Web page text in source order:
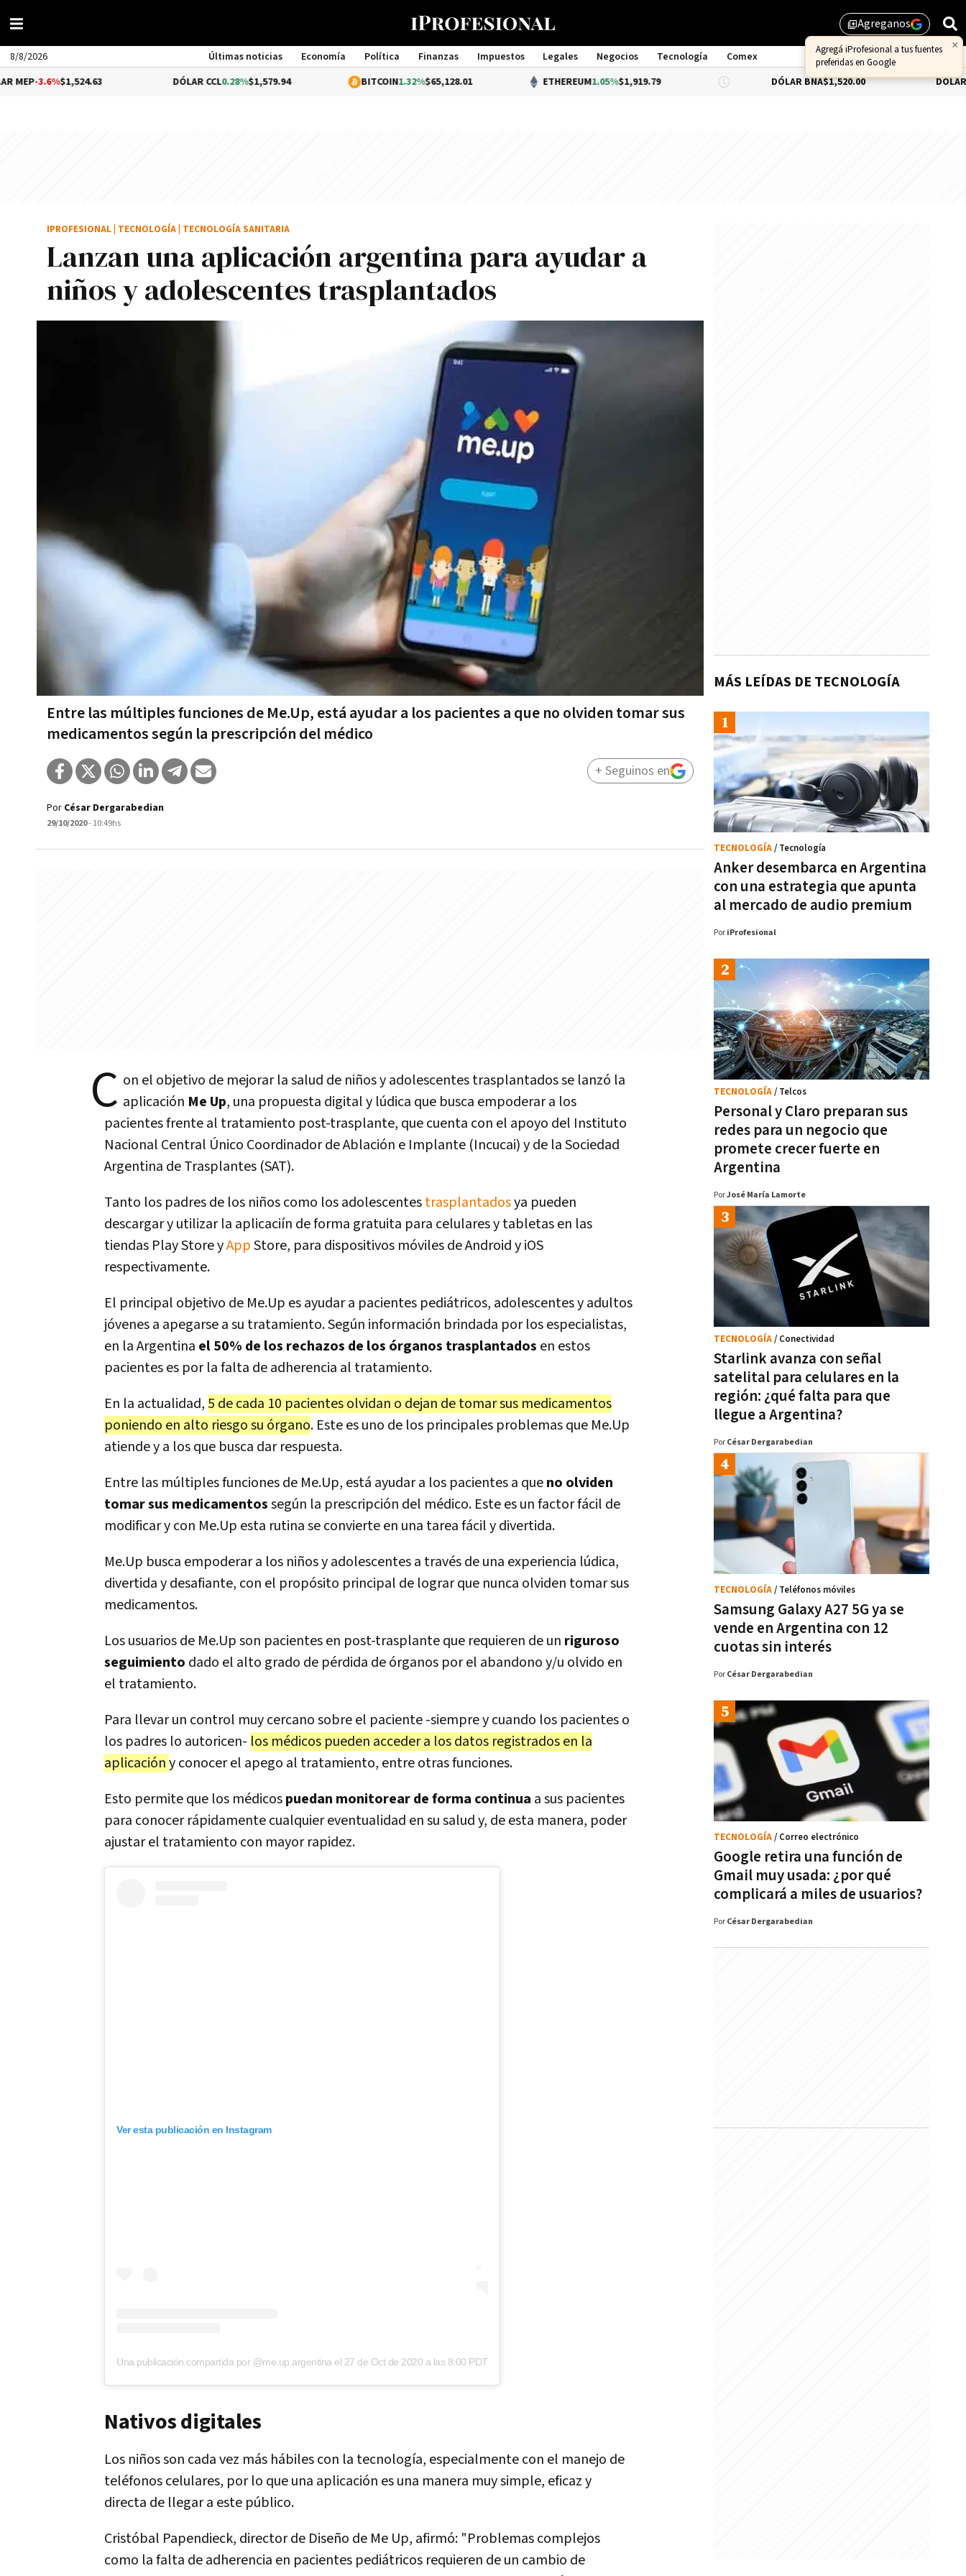
library_addAgreganos
×
Agregá iProfesional a tus fuentes
preferidas en Google
8/8/2026 Últimas noticias Economía Política Finanzas Impuestos Legales Negocios Tecnología
Comex
Management
$1,524.63 0.28%$1,579.94 BITCOIN1.32%$65,128.01 ETHEREUM 1.05%$1,919.79 DÓLAR BNA$1,520.00 DÓLAR BLUE-
Lanzan una aplicación argentina para ayudar a
niños y adolescentes trasplantados
Entre las múltiples funciones de Me.Up, está ayudar a los pacientes a que no olviden tomar sus
medicamentos según la prescripción del médico
IPROFESIONAL TECNOLOGÍA TECNOLOGÍA SANITARIA
Por César Dergarabedian
29/10/2020- 10:49hs
+ Seguinos en
C on el objetivo de mejorar la salud de niños y adolescentes trasplantados se lanzó la
aplicación Me Up, una propuesta digital y lúdica que busca empoderar a los
pacientes frente al tratamiento post-trasplante, que cuenta con el apoyo del Instituto
Nacional Central Único Coordinador de Ablación e Implante (Incucai) y de la Sociedad
Argentina de Trasplantes (SAT).
Tanto los padres de los niños como los adolescentestrasplantadosya pueden
descargar y utilizar la aplicaciín de forma gratuita para celulares y tabletas en las
tiendas Play Store yAppStore, para dispositivos móviles de Android y iOS
respectivamente.
El principal objetivo de Me.Up es ayudar a pacientes pediátricos, adolescentes y adultos
jóvenes a apegarse a su tratamiento. Según información brindada por los especialistas,
en la Argentina el 50% de los rechazos de los órganos trasplantados en estos
pacientes es por la falta de adherencia al tratamiento.
En la actualidad, 5 de cada 10 pacientes olvidan o dejan de tomar sus medicamentos
poniendo en alto riesgo su órgano. Este es uno de los principales problemas que Me.Up
atiende y a los que busca dar respuesta.
Entre las múltiples funciones de Me.Up, está ayudar a los pacientes a queno olviden
tomar sus medicamentossegún la prescripción del médico. Este es un factor fácil de
modificar y con Me.Up esta rutina se convierte en una tarea fácil y divertida.
Me.Up busca empoderar a los niños y adolescentes a través de una experiencia lúdica,
divertida y desafiante, con el propósito principal de lograr que nunca olviden tomar sus
medicamentos.
Los usuarios de Me.Up son pacientes en post-trasplante que requieren de un riguroso
seguimiento dado el alto grado de pérdida de órganos por el abandono y/u olvido en
el tratamiento.
Para llevar un control muy cercano sobre el paciente -siempre y cuando los pacientes o
los padres lo autoricen- los médicos pueden acceder a los datos registrados en la
aplicacióny conocer el apego al tratamiento, entre otras funciones.
Esto permite que los médicospuedan monitorear de forma continua a sus pacientes
para conocer rápidamente cualquier eventualidad en su salud y, de esta manera, poder
ajustar el tratamiento con mayor rapidez.
Ver esta publicación en Instagram
Una publicación compartida por @me.up.argentina el 27 de Oct de 2020 a las 8:00 PDT
Nativos digitales
Los niños son cada vez más hábiles con la tecnología, especialmente con el manejo de
teléfonos celulares, por lo que una aplicación es una manera muy simple, eficaz y
directa de llegar a este público.
Cristóbal Papendieck, director de Diseño de Me Up, afirmó: "Problemas complejos
como la falta de adherencia en pacientes pediátricos requieren de un cambio de
MÁS LEÍDAS DE TECNOLOGÍA
Anker desembarca en Argentina
con una estrategia que apunta
al mercado de audio premium
TECNOLOGÍA/ Tecnología
Por iProfesional
Personal y Claro preparan sus
redes para un negocio que
promete crecer fuerte en
Argentina
TECNOLOGÍA/ Telcos
PorJosé María Lamorte
Starlink avanza con señal
satelital para celulares en la
región: ¿qué falta para que
llegue a Argentina?
TECNOLOGÍA/ Conectividad
Por César Dergarabedian
Samsung Galaxy A27 5G ya se
vende en Argentina con 12
cuotas sin interés
TECNOLOGÍA/ Teléfonos móviles
Por César Dergarabedian
Google retira una función de
Gmail muy usada: ¿por qué
complicará a miles de usuarios?
TECNOLOGÍA/ Correo electrónico
Por César Dergarabedian